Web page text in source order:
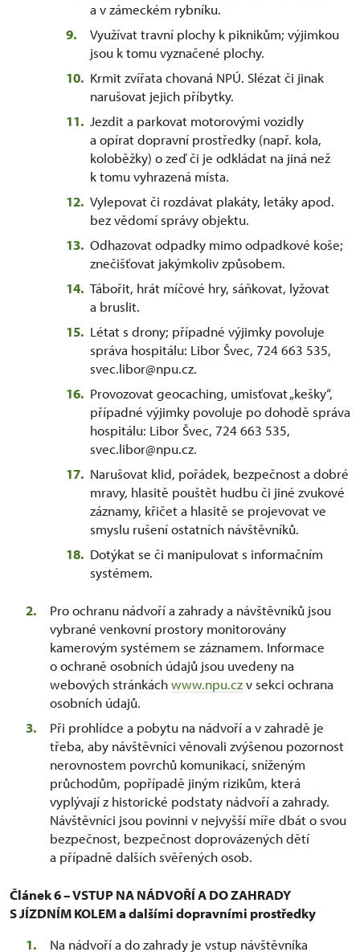
a v zámeckém rybníku.
Využívat travní plochy k piknikům; výjimkou
jsou k tomu vyznačené plochy.
Krmit zvířata chovaná NPÚ. Slézat či jinak
narušovat jejich příbytky.
Jezdit a parkovat motorovými vozidly
a opírat dopravní prostředky (např. kola,
koloběžky) o zeď či je odkládat na jiná než
k tomu vyhrazená místa.
Vylepovat či rozdávat plakáty, letáky apod.
bez vědomí správy objektu.
Odhazovat odpadky mimo odpadkové koše;
znečišťovat jakýmkoliv způsobem.
Tábořit, hrát míčové hry, sáňkovat, lyžovat
a bruslit.
Létat s drony; případné výjimky povoluje
správa hospitálu: Libor Švec, 724 663 535,
svec.libor@npu.cz.
Provozovat geocaching, umisťovat „kešky“,
případné výjimky povoluje po dohodě správa
hospitálu: Libor Švec, 724 663 535,
svec.libor@npu.cz.
Narušovat klid, pořádek, bezpečnost a dobré
mravy, hlasitě pouštět hudbu či jiné zvukové
záznamy, křičet a hlasitě se projevovat ve
smyslu rušení ostatních návštěvníků.
Dotýkat se či manipulovat s informačním
systémem.
Pro ochranu nádvoří a zahrady a návštěvníků jsou
vybrané venkovní prostory monitorovány
kamerovým systémem se záznamem. Informace
o ochraně osobních údajů jsou uvedeny na
webových stránkáchwww.npu.czv sekci ochrana
osobních údajů.
Při prohlídce a pobytu na nádvoří a v zahradě je
třeba, aby návštěvníci věnovali zvýšenou pozornost
nerovnostem povrchů komunikací, sníženým
průchodům, popřípadě jiným rizikům, která
vyplývají z historické podstaty nádvoří a zahrady.
Návštěvníci jsou povinni v nejvyšší míře dbát o svou
bezpečnost, bezpečnost doprovázených dětí
a případně dalších svěřených osob.
Článek 6 – VSTUP NA NÁDVOŘÍ A DO ZAHRADY
S JÍZDNÍM KOLEM a dalšími dopravními prostředky
Na nádvoří a do zahrady je vstup návštěvníka